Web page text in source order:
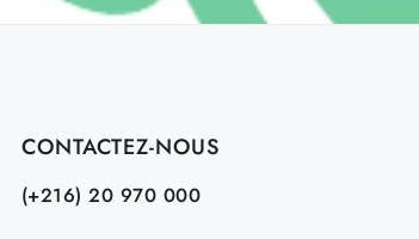
CONTACTEZ-NOUS
(+216) 20 970 000